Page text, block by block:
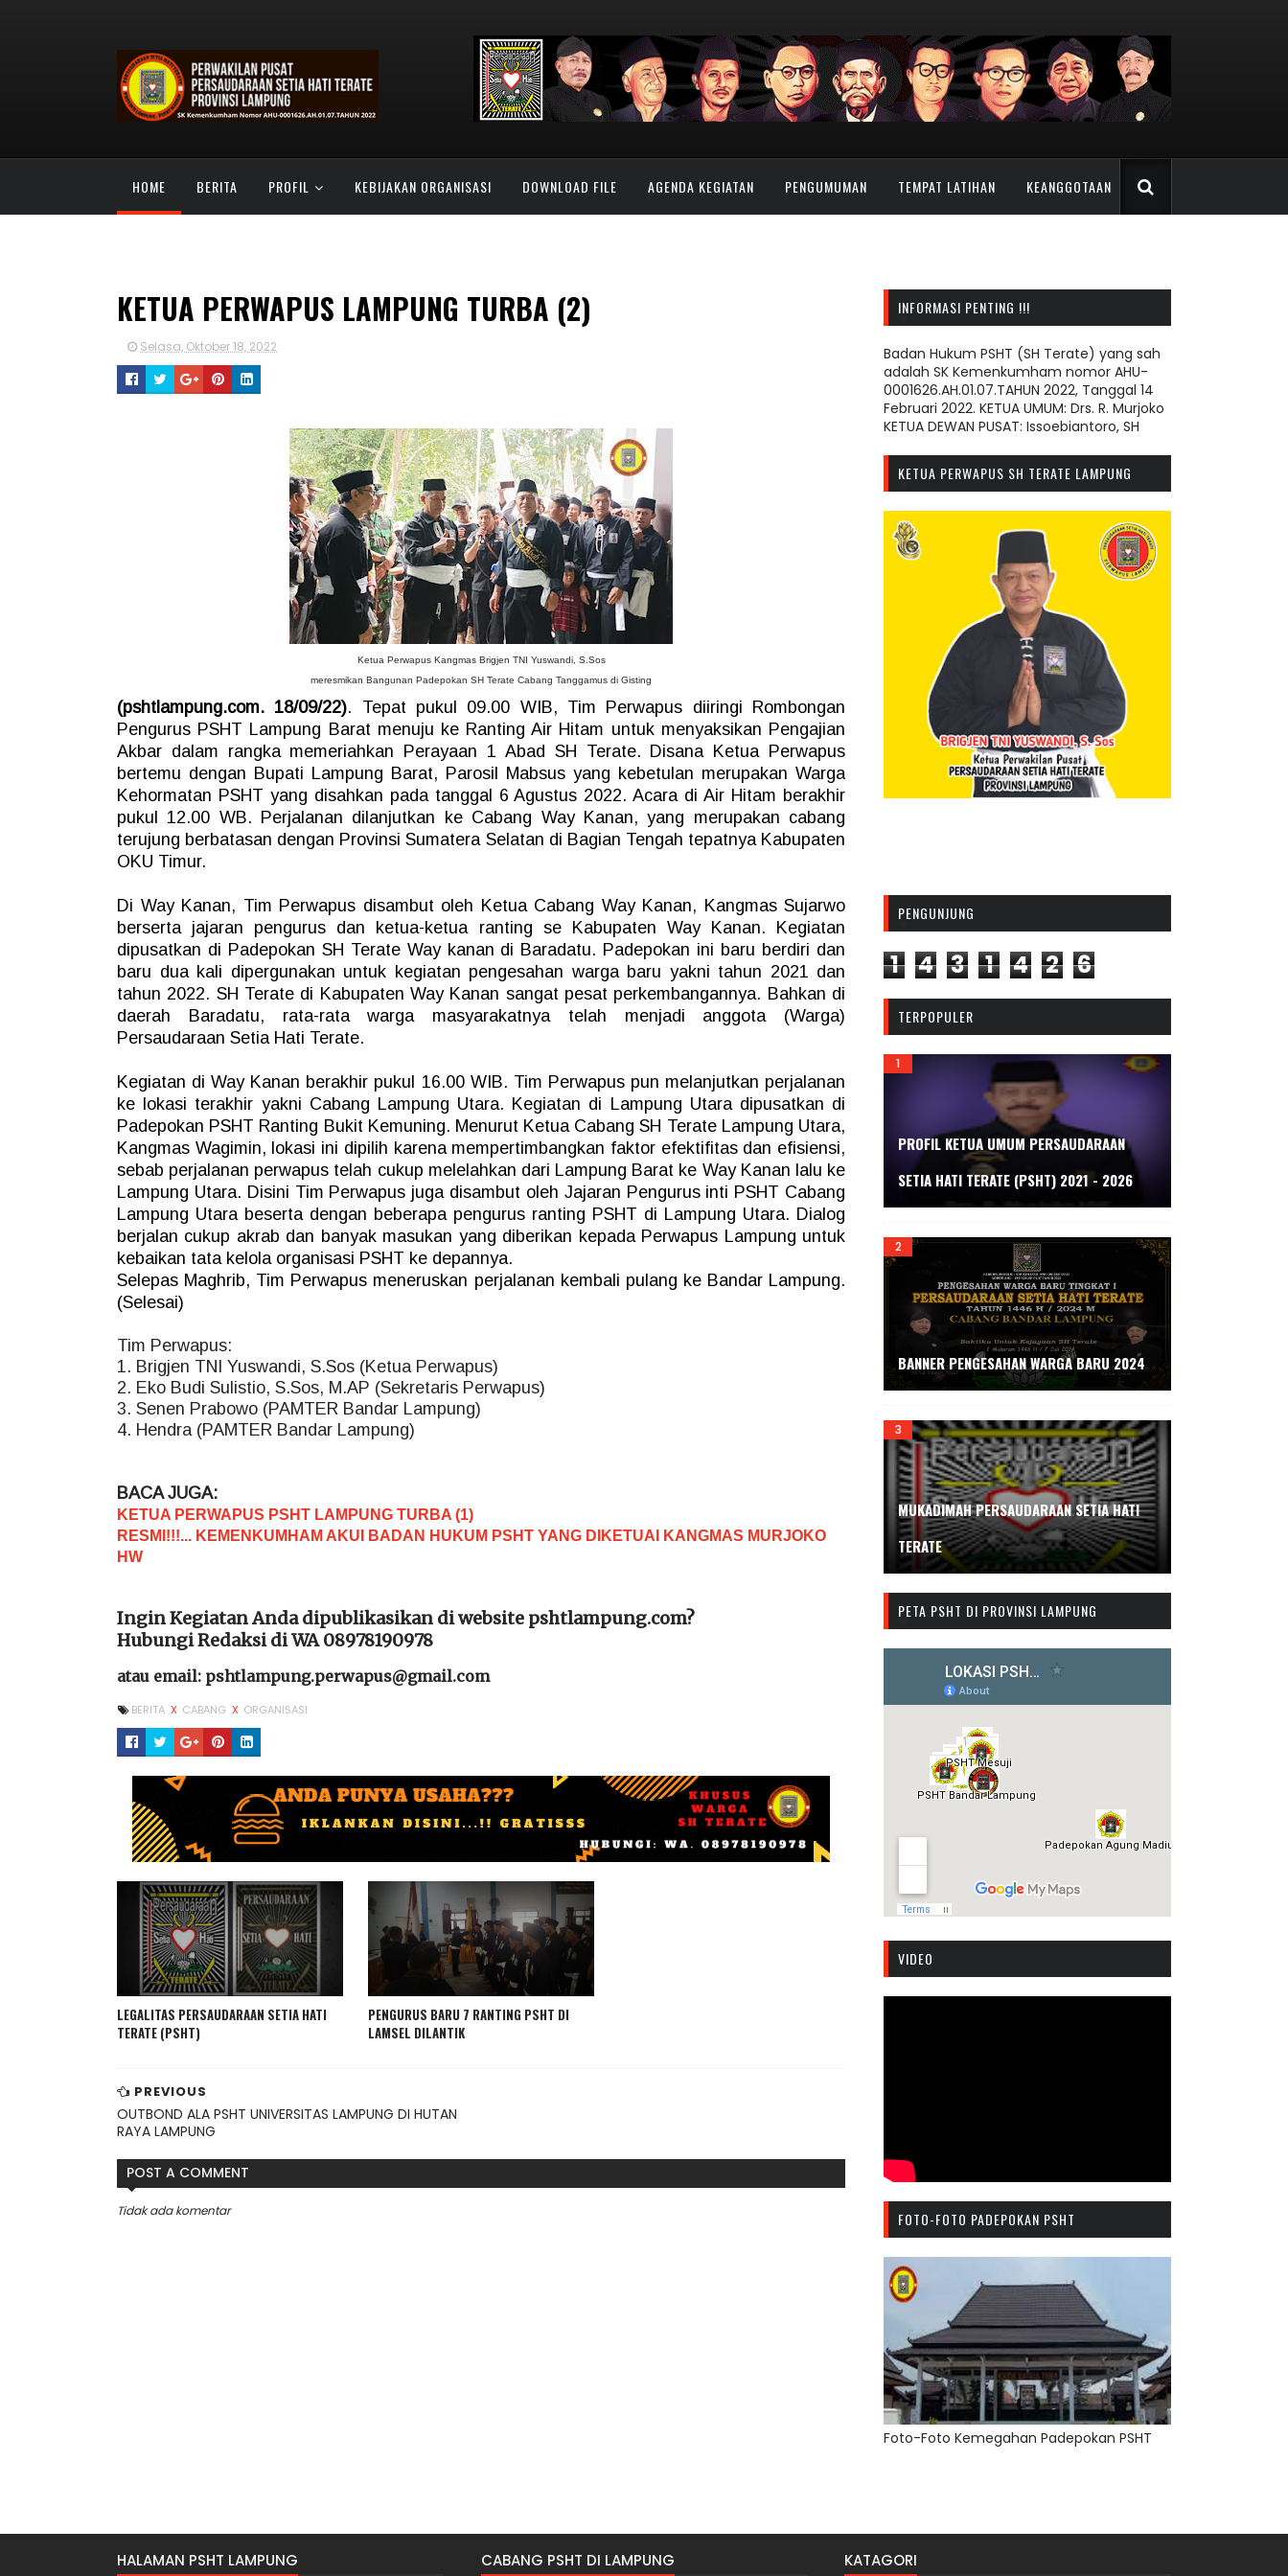
HOME BERITA PROFIL KEBIJAKAN ORGANISASI DOWNLOAD FILE AGENDA KEGIATAN PENGUMUMAN TEMPAT LATIHAN KEANGGOTAAN
KETUA PERWAPUS LAMPUNG TURBA (2)
Selasa, Oktober 18, 2022
Ketua Perwapus Kangmas Brigjen TNI Yuswandi, S.Sos
meresmikan Bangunan Padepokan SH Terate Cabang Tanggamus di Gisting
(pshtlampung.com. 18/09/22). Tepat pukul 09.00 WIB, Tim Perwapus diiringi Rombongan
Pengurus PSHT Lampung Barat menuju ke Ranting Air Hitam untuk menyaksikan Pengajian
Akbar dalam rangka memeriahkan Perayaan 1 Abad SH Terate. Disana Ketua Perwapus
bertemu dengan Bupati Lampung Barat, Parosil Mabsus yang kebetulan merupakan Warga
Kehormatan PSHT yang disahkan pada tanggal 6 Agustus 2022. Acara di Air Hitam berakhir
pukul 12.00 WB. Perjalanan dilanjutkan ke Cabang Way Kanan, yang merupakan cabang
terujung berbatasan dengan Provinsi Sumatera Selatan di Bagian Tengah tepatnya Kabupaten
OKU Timur.
Di Way Kanan, Tim Perwapus disambut oleh Ketua Cabang Way Kanan, Kangmas Sujarwo
berserta jajaran pengurus dan ketua-ketua ranting se Kabupaten Way Kanan. Kegiatan
dipusatkan di Padepokan SH Terate Way kanan di Baradatu. Padepokan ini baru berdiri dan
baru dua kali dipergunakan untuk kegiatan pengesahan warga baru yakni tahun 2021 dan
tahun 2022. SH Terate di Kabupaten Way Kanan sangat pesat perkembangannya. Bahkan di
daerah Baradatu, rata-rata warga masyarakatnya telah menjadi anggota (Warga)
Persaudaraan Setia Hati Terate.
Kegiatan di Way Kanan berakhir pukul 16.00 WIB. Tim Perwapus pun melanjutkan perjalanan
ke lokasi terakhir yakni Cabang Lampung Utara. Kegiatan di Lampung Utara dipusatkan di
Padepokan PSHT Ranting Bukit Kemuning. Menurut Ketua Cabang SH Terate Lampung Utara,
Kangmas Wagimin, lokasi ini dipilih karena mempertimbangkan faktor efektifitas dan efisiensi,
sebab perjalanan perwapus telah cukup melelahkan dari Lampung Barat ke Way Kanan lalu ke
Lampung Utara. Disini Tim Perwapus juga disambut oleh Jajaran Pengurus inti PSHT Cabang
Lampung Utara beserta dengan beberapa pengurus ranting PSHT di Lampung Utara. Dialog
berjalan cukup akrab dan banyak masukan yang diberikan kepada Perwapus Lampung untuk
kebaikan tata kelola organisasi PSHT ke depannya.
Selepas Maghrib, Tim Perwapus meneruskan perjalanan kembali pulang ke Bandar Lampung.
(Selesai)
Tim Perwapus:
1. Brigjen TNI Yuswandi, S.Sos (Ketua Perwapus)
2. Eko Budi Sulistio, S.Sos, M.AP (Sekretaris Perwapus)
3. Senen Prabowo (PAMTER Bandar Lampung)
4. Hendra (PAMTER Bandar Lampung)
BACA JUGA:
KETUA PERWAPUS PSHT LAMPUNG TURBA (1)
RESMI!!!... KEMENKUMHAM AKUI BADAN HUKUM PSHT YANG DIKETUAI KANGMAS MURJOKO
HW
Ingin Kegiatan Anda dipublikasikan di website pshtlampung.com?
Hubungi Redaksi di WA 08978190978
atau email: pshtlampung.perwapus@gmail.com
BERITA X CABANG X ORGANISASI
LEGALITAS PERSAUDARAAN SETIA HATI
TERATE (PSHT)
PENGURUS BARU 7 RANTING PSHT DI
LAMSEL DILANTIK
PREVIOUS
OUTBOND ALA PSHT UNIVERSITAS LAMPUNG DI HUTAN
RAYA LAMPUNG
POST A COMMENT
Tidak ada komentar
INFORMASI PENTING !!!
Badan Hukum PSHT (SH Terate) yang sah
adalah SK Kemenkumham nomor AHU-
0001626.AH.01.07.TAHUN 2022, Tanggal 14
Februari 2022. KETUA UMUM: Drs. R. Murjoko
KETUA DEWAN PUSAT: Issoebiantoro, SH
KETUA PERWAPUS SH TERATE LAMPUNG
PENGUNJUNG
1 4 3 1 4 2 6
TERPOPULER
PROFIL KETUA UMUM PERSAUDARAAN
SETIA HATI TERATE (PSHT) 2021 - 2026
BANNER PENGESAHAN WARGA BARU 2024
MUKADIMAH PERSAUDARAAN SETIA HATI
TERATE
PETA PSHT DI PROVINSI LAMPUNG
VIDEO
FOTO-FOTO PADEPOKAN PSHT
Foto-Foto Kemegahan Padepokan PSHT
HALAMAN PSHT LAMPUNG CABANG PSHT DI LAMPUNG KATAGORI